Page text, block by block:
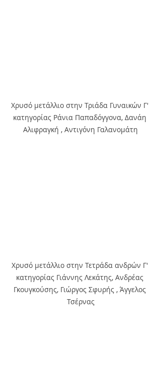
Χρυσό μετάλλιο στην Τριάδα Γυναικών Γ'
κατηγορίας Ράνια Παπαδόγγονα, Δανάη
Αλιφραγκή , Αντιγόνη Γαλανομάτη
Χρυσό μετάλλιο στην Τετράδα ανδρών Γ'
κατηγορίας Γιάννης Λεκάτης, Ανδρέας
Γκουγκούσης, Γιώργος Σφυρής , Άγγελος
Τσέρνας